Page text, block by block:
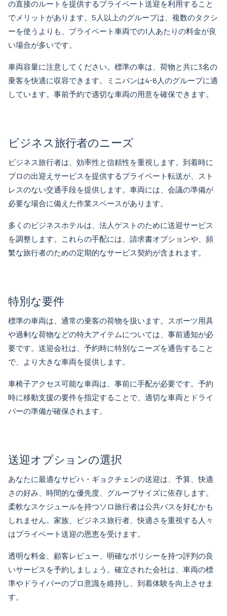
の直接のルートを提供するプライベート送迎を利用すること
でメリットがあります。5人以上のグループは、複数のタクシ
ーを使うよりも、プライベート車両での1人あたりの料金が良
い場合が多いです。
車両容量に注意してください。標準の車は、荷物と共に3名の
乗客を快適に収容できます。ミニバンは4-8人のグループに適
しています。事前予約で適切な車両の用意を確保できます。
ビジネス旅行者のニーズ
ビジネス旅行者は、効率性と信頼性を重視します。到着時に
プロの出迎えサービスを提供するプライベート転送が、スト
レスのない交通手段を提供します。車両には、会議の準備が
必要な場合に備えた作業スペースがあります。
多くのビジネスホテルは、法人ゲストのために送迎サービス
を調整します。これらの手配には、請求書オプションや、頻
繁な旅行者のための定期的なサービス契約が含まれます。
特別な要件
標準の車両は、通常の乗客の荷物を扱います。スポーツ用具
や過剰な荷物などの特大アイテムについては、事前通知が必
要です。送迎会社は、予約時に特別なニーズを通告すること
で、より大きな車両を提供します。
車椅子アクセス可能な車両は、事前に手配が必要です。予約
時に移動支援の要件を指定することで、適切な車両とドライ
バーの準備が確保されます。
送迎オプションの選択
あなたに最適なサビハ・ギョクチェンの送迎は、予算、快適
さの好み、時間的な優先度、グループサイズに依存します。
柔軟なスケジュールを持つソロ旅行者は公共バスを好むかも
しれません。家族、ビジネス旅行者、快適さを重視する人々
はプライベート送迎の恩恵を受けます。
透明な料金、顧客レビュー、明確なポリシーを持つ評判の良
いサービスを予約しましょう。確立された会社は、車両の標
準やドライバーのプロ意識を維持し、到着体験を向上させま
す。